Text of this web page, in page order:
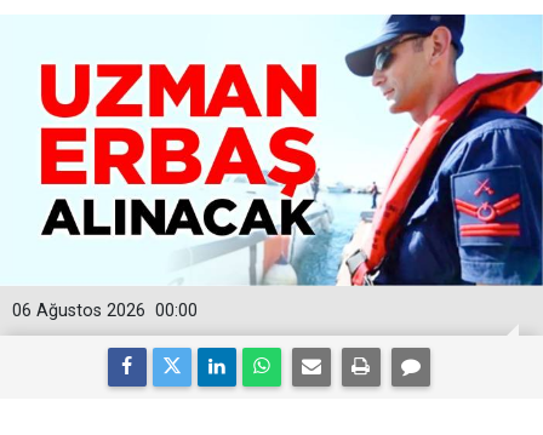
00:00
06 Ağustos 2026